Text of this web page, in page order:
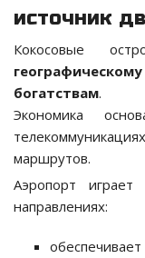
источник
Кокосовые
богатствам.
Экономика
маршрутов.
Аэропорт
направлениях:
обеспечивает